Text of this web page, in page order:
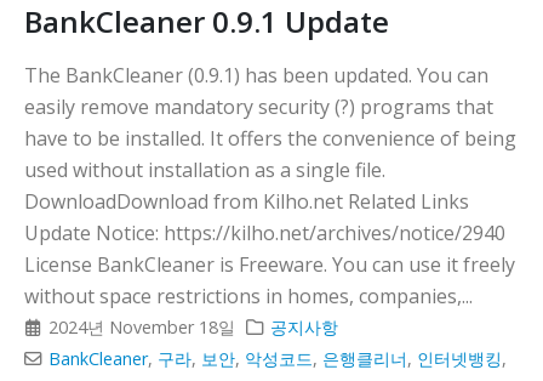
BankCleaner 0.9.1 Update
The BankCleaner (0.9.1) has been updated. You can
easily remove mandatory security (?) programs that
have to be installed. It offers the convenience of being
used without installation as a single file.
DownloadDownload from Kilho.net Related Links
Update Notice: https://kilho.net/archives/notice/2940
License BankCleaner is Freeware. You can use it freely
without space restrictions in homes, companies,...
2024년 November 18일
공지사항
BankCleaner, 구라, 보안, 악성코드, 은행클리너, 인터넷뱅킹,